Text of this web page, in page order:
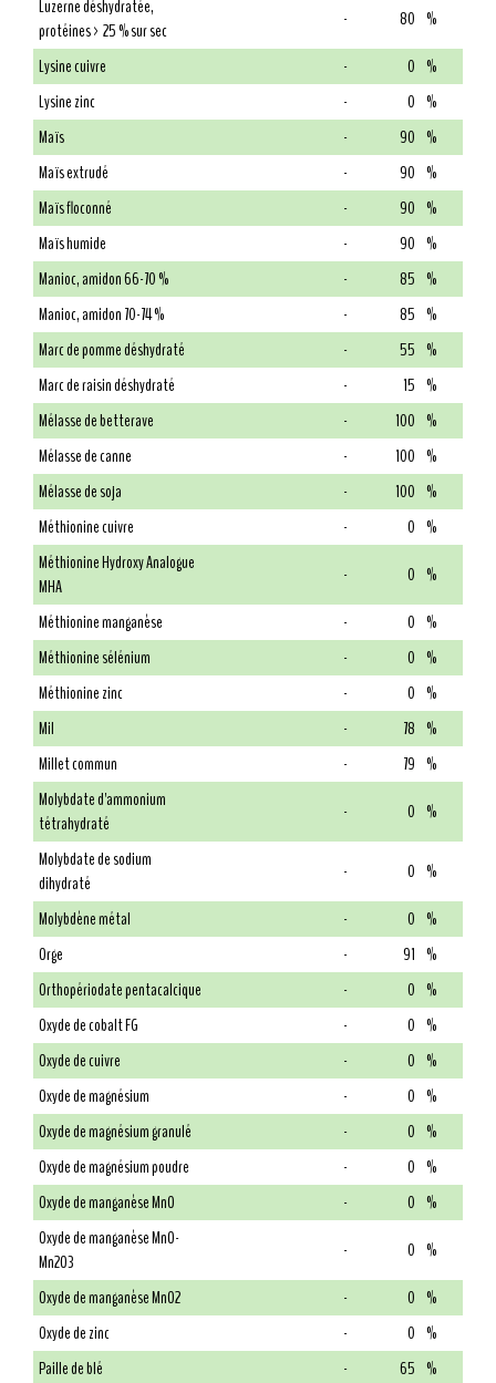
Luzerne déshydratée,
protéines > 25 % sur sec
- 80 %
Lysine cuivre
- 0 %
Lysine zinc
- 0 %
Maïs
- 90 %
Maïs extrudé
- 90 %
Maïs floconné
- 90 %
Maïs humide
- 90 %
Manioc, amidon 66-70 %
- 85 %
Manioc, amidon 70-74 %
- 85 %
Marc de pomme déshydraté
- 55 %
Marc de raisin déshydraté
- 15 %
Mélasse de betterave
- 100 %
Mélasse de canne
- 100 %
Mélasse de soja
- 100 %
Méthionine cuivre
- 0 %
Méthionine Hydroxy Analogue
MHA
- 0 %
Méthionine manganèse
- 0 %
Méthionine sélénium
- 0 %
Méthionine zinc
- 0 %
Mil
- 78 %
Millet commun
- 79 %
Molybdate d'ammonium
tétrahydraté
- 0 %
Molybdate de sodium
dihydraté
- 0 %
Molybdène métal
- 0 %
Orge
- 91 %
Orthopériodate pentacalcique
- 0 %
Oxyde de cobalt FG
- 0 %
Oxyde de cuivre
- 0 %
Oxyde de magnésium
- 0 %
Oxyde de magnésium granulé
- 0 %
Oxyde de magnésium poudre
- 0 %
Oxyde de manganèse MnO
- 0 %
Oxyde de manganèse MnO-
Mn2O3
- 0 %
Oxyde de manganèse MnO2
- 0 %
Oxyde de zinc
- 0 %
Paille de blé
- 65 %